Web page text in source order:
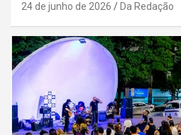
24 de junho de 2026 Da Redação